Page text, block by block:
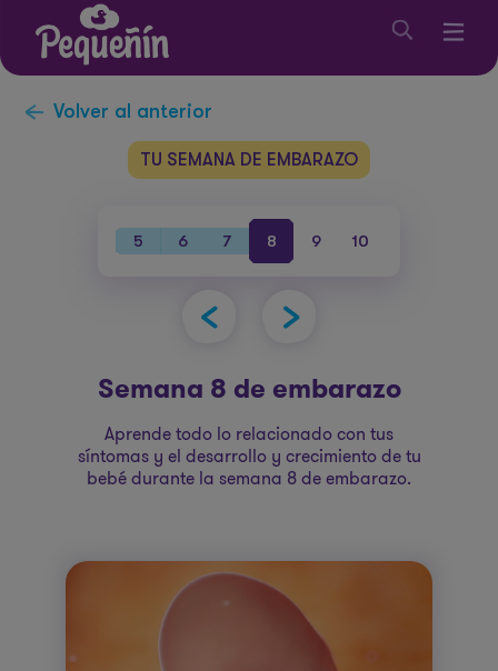
Volver al anterior
TU SEMANA DE EMBARAZO
5 6 7 8 9 10
Semana 8 de embarazo
Aprende todo lo relacionado con tus
síntomas y el desarrollo y crecimiento de tu
bebé durante la semana 8 de embarazo.